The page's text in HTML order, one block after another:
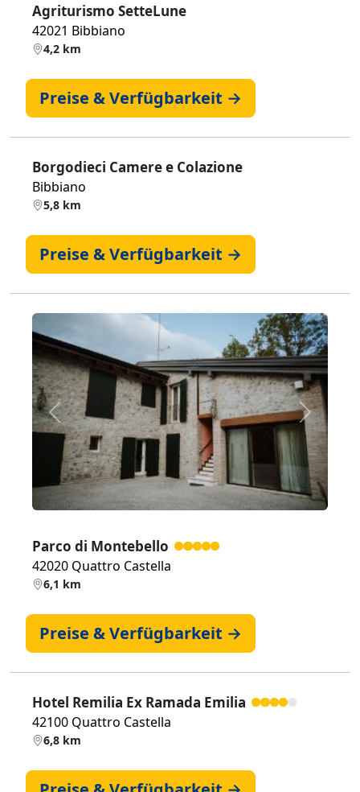
Agriturismo SetteLune
42021 Bibbiano
4,2 km
Preise & Verfügbarkeit →
Borgodieci Camere e Colazione
Bibbiano
5,8 km
Preise & Verfügbarkeit →
Zurück Weiter
Parco di Montebello
42020 Quattro Castella
6,1 km
Preise & Verfügbarkeit →
Hotel Remilia Ex Ramada Emilia
42100 Quattro Castella
6,8 km